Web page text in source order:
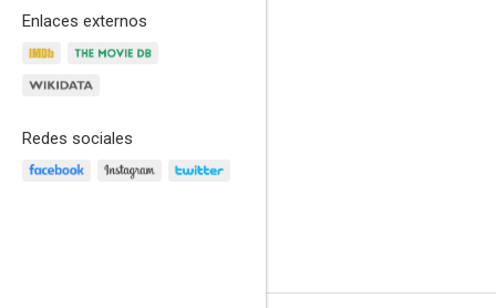
Enlaces externos
Redes sociales